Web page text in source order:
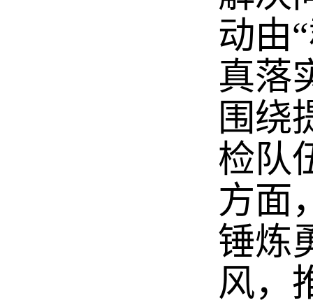
动由
真落
围绕
检队
方面
锤炼
风，